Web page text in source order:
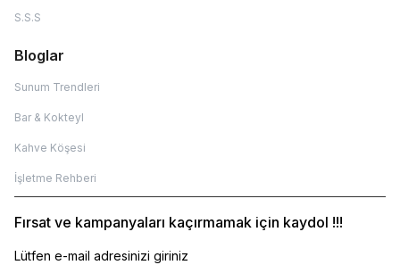
S.S.S
Bloglar
Sunum Trendleri
Bar & Kokteyl
Kahve Köşesi
İşletme Rehberi
Fırsat ve kampanyaları kaçırmamak için kaydol !!!
Lütfen e-mail adresinizi giriniz